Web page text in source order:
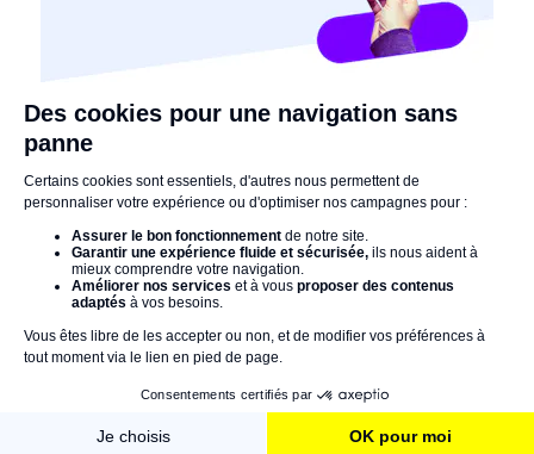
En fait de cire, la finition se compose le plus souvent de
vernis... Mais ne brûlons pas les étapes !